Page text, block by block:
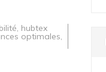
, hubtex
optimales,